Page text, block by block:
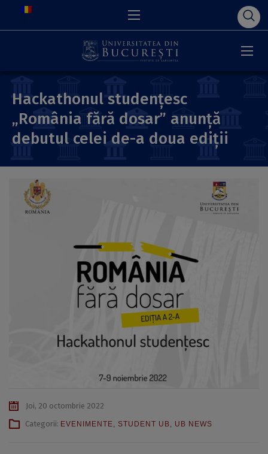
Hackathonul studențesc
„România fără dosar” anunță
debutul celei de-a doua ediții
Joi, 20 octombrie 2022
Categorii: EVENIMENTE, STUDENT UB, UB NEWS